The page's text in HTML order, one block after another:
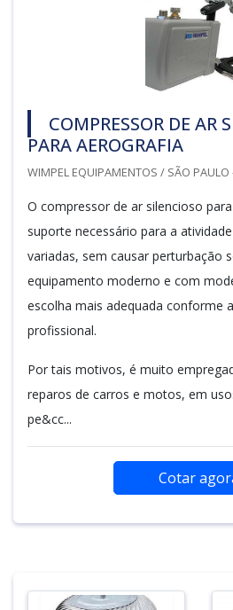
COMPRESSOR DE AR
PARA AEROGRAFIA
WIMPEL EQUIPAMENTOS / SÃO PAULO
O compressor de ar silencioso
suporte necessário para a
variadas, sem causar perturbação
equipamento moderno e com
escolha mais adequada conforme
profissional.
Por tais motivos, é muito
reparos de carros e motos, em
pe&cc...
Cotar